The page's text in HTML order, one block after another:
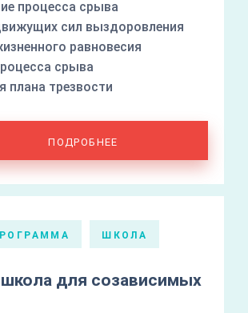
процесса срыва
сил выздоровления
равновесия
срыва
плана трезвости
ПОДРОБНЕЕ
ШКОЛА
для созависимых